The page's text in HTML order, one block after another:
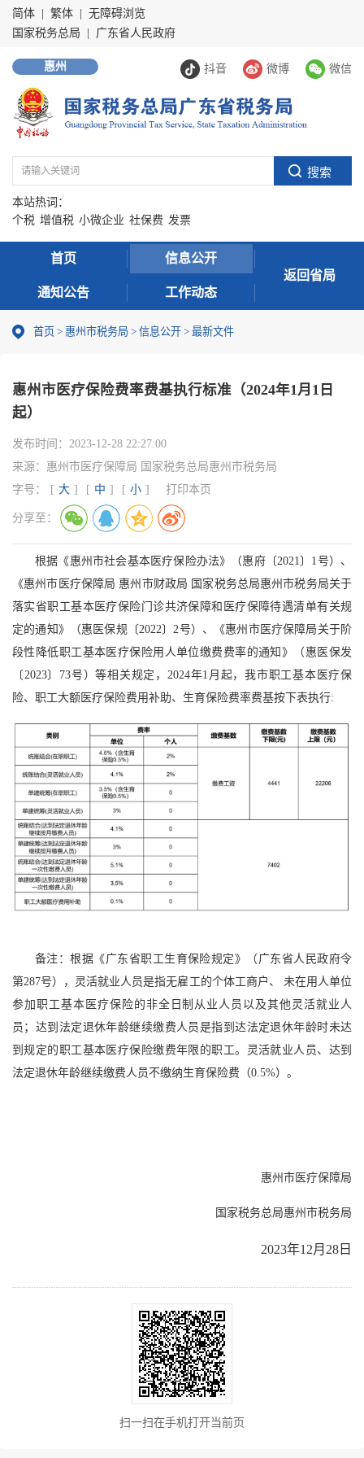
简体 繁体
无障碍浏览
国家税务总局
广东省人民政府
抖音 微博 微信
惠州
本站热词：
个税 增值税 小微企业 社保费 发票
首页 信息公开
通知公告 工作动态
返回省局
首页 > 惠州市税务局 > 信息公开 > 最新文件
惠州市医疗保险费率费基执行标准（2024年1月1日
起）
发布时间： 2023-12-28 22:27:00
来源： 惠州市医疗保障局 国家税务总局惠州市税务局
字号：
[ 大 ] [ 中 ] [ 小 ] 打印本页
分享至：
根据《惠州市社会基本医疗保险办法》（惠府〔2021〕1号）、
《惠州市医疗保障局 惠州市财政局 国家税务总局惠州市税务局关于
落实省职工基本医疗保险门诊共济保障和医疗保障待遇清单有关规
定的通知》（惠医保规〔2022〕2号）、《惠州市医疗保障局关于阶
段性降低职工基本医疗保险用人单位缴费费率的通知》（惠医保发
〔2023〕73号）等相关规定，2024年1月起，我市职工基本医疗保
险、职工大额医疗保险费用补助、生育保险费率费基按下表执行:
备注：根据《广东省职工生育保险规定》（广东省人民政府令
第287号），灵活就业人员是指无雇工的个体工商户、 未在用人单位
参加职工基本医疗保险的非全日制从业人员以及其他灵活就业人
员；达到法定退休年龄继续缴费人员是指到达法定退休年龄时未达
到规定的职工基本医疗保险缴费年限的职工。灵活就业人员、达到
法定退休年龄继续缴费人员不缴纳生育保险费（0.5%）。
惠州市医疗保障局
国家税务总局惠州市税务局
2023年12月28日
扫一扫在手机打开当前页